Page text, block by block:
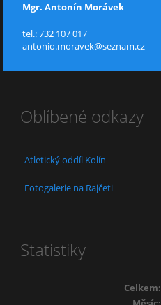
Mgr. Antonín Morávek
tel.: 732 107 017
antonio.moravek@seznam.cz
Oblíbené odkazy
Atletický oddíl Kolín
Fotogalerie na Rajčeti
Statistiky
Celkem: